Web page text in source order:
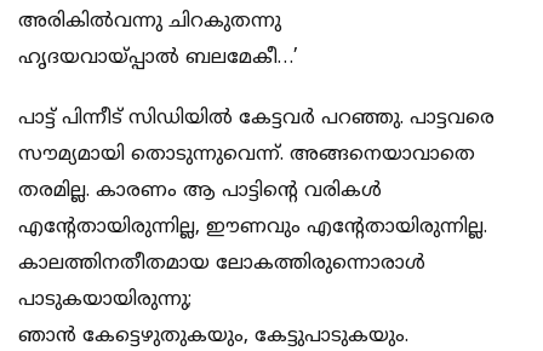
അരികില്‍വന്നു ചിറകുതന്നു
ഹൃദയവായ്പ്പാല്‍ ബലമേകീ…’
പാട്ട് പിന്നീട് സിഡിയില്‍ കേട്ടവര്‍ പറഞ്ഞു. പാട്ടവരെ
സൗമ്യമായി തൊടുന്നുവെന്ന്. അങ്ങനെയാവാതെ
തരമില്ല. കാരണം ആ പാട്ടിന്റെ വരികള്‍
എന്റേതായിരുന്നില്ല, ഈണവും എന്റേതായിരുന്നില്ല.
കാലത്തിനതീതമായ ലോകത്തിരുന്നൊരാള്‍
പാടുകയായിരുന്നു;
ഞാന്‍ കേട്ടെഴുതുകയും, കേട്ടുപാടുകയും.